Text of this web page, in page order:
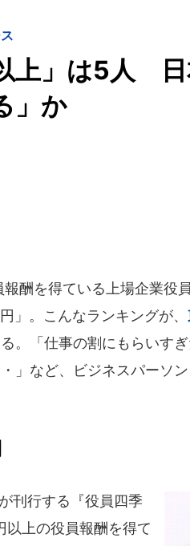
上」は5人
」か
酬を得ている上場企業役
」。こんなランキングが、
。「仕事の割にもらいす
」など、ビジネスパーソン
刊行する『役員四季
以上の役員報酬を得て